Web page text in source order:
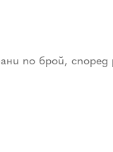
по брой, според